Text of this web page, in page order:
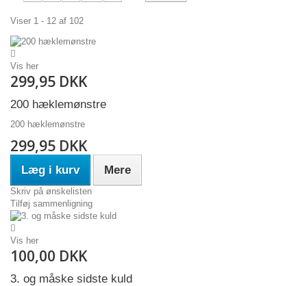
Viser 1 - 12 af 102
Vis her
299,95 DKK
200 hæklemønstre
200 hæklemønstre
299,95 DKK
Læg i kurv Mere
Skriv på ønskelisten
Tilføj sammenligning
Vis her
100,00 DKK
3. og måske sidste kuld